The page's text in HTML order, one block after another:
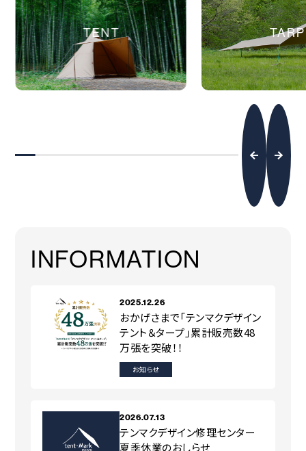
TENT TARP
INFORMATION
2025.12.26
おかげさまで「テンマクデザイン
テント＆タープ」累計販売数48
万張を突破！！
お知らせ
2026.07.13
テンマクデザイン修理センター
夏季休業のおしらせ